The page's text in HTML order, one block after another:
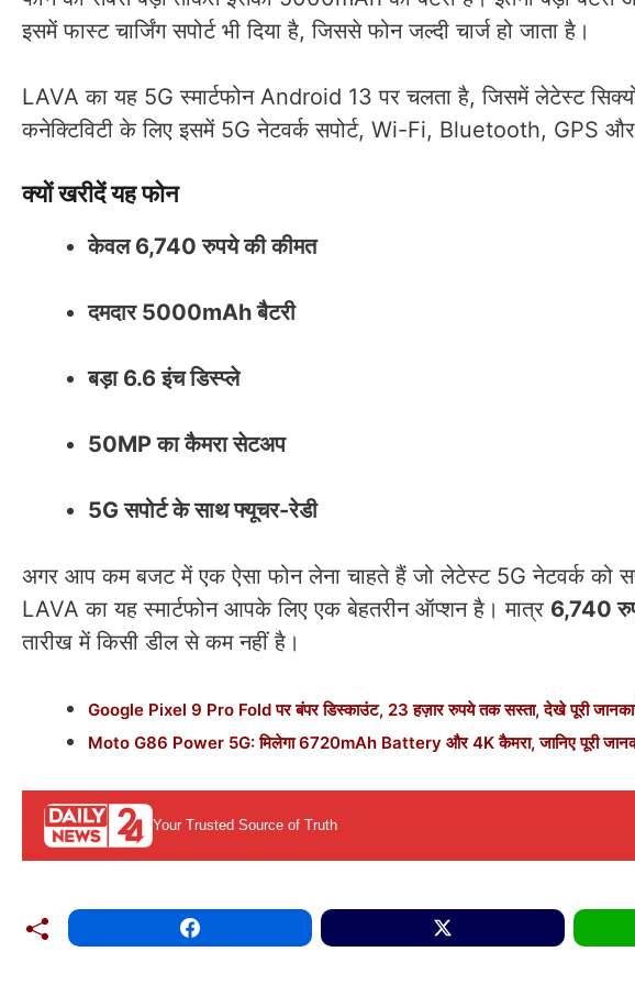
इसमें फास्ट चार्जिंग सपोर्ट भी दिया है, जिससे फोन जल्दी चार्ज हो जाता है।
LAVA का यह 5G स्मार्टफोन Android 13 पर चलता है, जिसमें लेटेस्ट
कनेक्टिविटी के लिए इसमें 5G नेटवर्क सपोर्ट, Wi-Fi, Bluetooth, GPS
क्यों खरीदें यह फोन
केवल 6,740 रुपये की कीमत
दमदार 5000mAh बैटरी
बड़ा 6.6 इंच डिस्प्ले
50MP का कैमरा सेटअप
5G सपोर्ट के साथ फ्यूचर-रेडी
अगर आप कम बजट में एक ऐसा फोन लेना चाहते हैं जो लेटेस्ट 5G नेटवर्क को
LAVA का यह स्मार्टफोन आपके लिए एक बेहतरीन ऑप्शन है। मात्र 6,740
तारीख में किसी डील से कम नहीं है।
Google Pixel 9 Pro Fold पर बंपर डिस्काउंट, 23 हज़ार रुपये तक सस्ता, देखे पूरी
Moto G86 Power 5G: मिलेगा 6720mAh Battery और 4K कैमरा, जानिए पूरी
Your Trusted Source of Truth